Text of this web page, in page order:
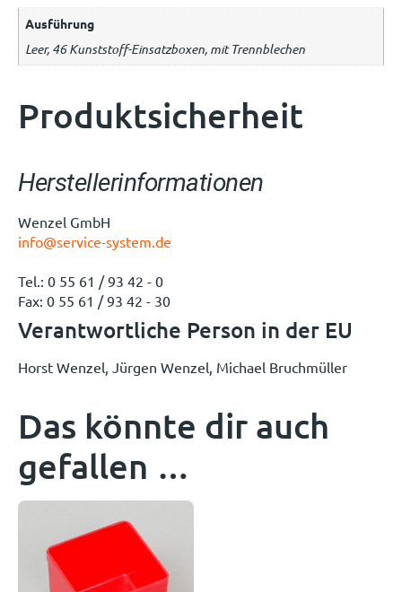
Ausführung
Leer, 46 Kunststoff-Einsatzboxen, mit Trennblechen
Produktsicherheit
Herstellerinformationen
Wenzel GmbH
info@service-system.de
Tel.: 0 55 61 / 93 42 - 0
Fax: 0 55 61 / 93 42 - 30
Verantwortliche Person in der EU
Horst Wenzel, Jürgen Wenzel, Michael Bruchmüller
Das könnte dir auch
gefallen …